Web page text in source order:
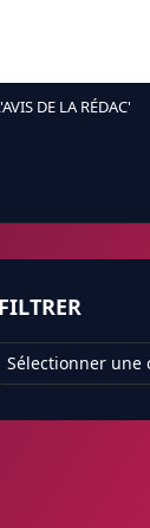
DE LA RÉDAC'
FILTRER